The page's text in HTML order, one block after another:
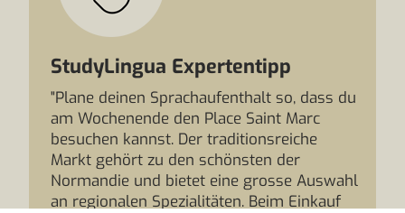
StudyLingua Expertentipp
"Plane deinen Sprachaufenthalt so, dass du
am Wochenende den Place Saint Marc
besuchen kannst. Der traditionsreiche
Markt gehört zu den schönsten der
Normandie und bietet eine grosse Auswahl
an regionalen Spezialitäten. Beim Einkauf